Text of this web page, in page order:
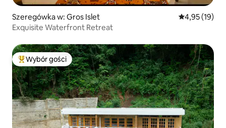
Szeregówka w: Gros Islet Średnia
4,95 (19)
Exquisite Waterfront Retreat
Najpopularniejsze z kategorii Wybór gości
Wybór gości